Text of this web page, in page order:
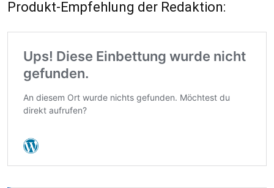
Produkt-Empfehlung der Redaktion: